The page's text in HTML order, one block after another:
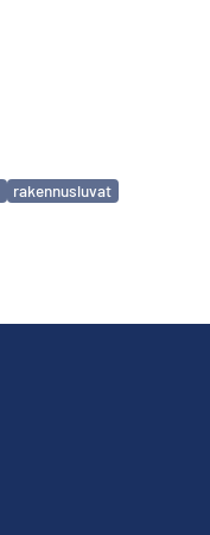
rakennusluvat